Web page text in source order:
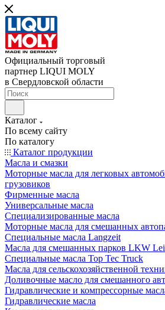
Официальный торговый
партнер LIQUI MOLY
в Свердловской области
Каталог
По всему сайту
По каталогу
Каталог продукции
Масла и смазки
Моторные масла для легковых
грузовиков
Фирменные масла
Универсальные масла
Специализированные масла
Моторные масла для смешанных
Специальные масла Langzeit
Масла для смешанных парков LKW
Специальные масла Top Tec Truck
Масла для сельскохозяйственной
Доливочные масло для смешанного
Гидравлические и компрессорные
Гидравлические масла